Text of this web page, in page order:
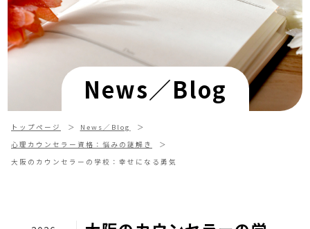
News／Blog
トップページ
News／Blog
心理カウンセラー資格：悩みの謎解き
大阪のカウンセラーの学校：幸せになる勇気